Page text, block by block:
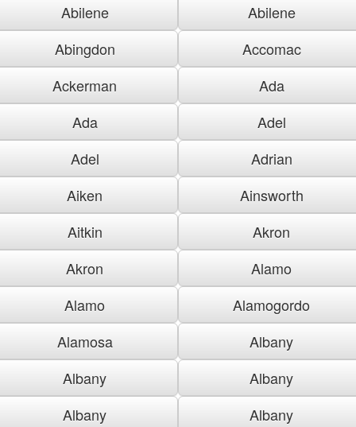
Abilene
Abilene
Abingdon
Accomac
Ackerman
Ada
Ada
Adel
Adel
Adrian
Aiken
Ainsworth
Aitkin
Akron
Akron
Alamo
Alamo
Alamogordo
Alamosa
Albany
Albany
Albany
Albany
Albany